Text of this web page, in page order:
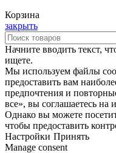
Корзина
закрыть
Начните вводить текст,
ищете.
Мы используем файлы
предоставить вам
предпочтения и
все», вы соглашаетесь
Однако вы можете
чтобы предоставить
Настройки Принять
Manage consent